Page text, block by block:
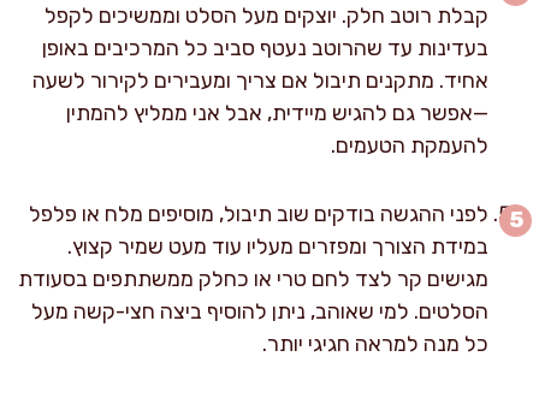
קבלת רוטב חלק. יוצקים מעל הסלט וממשיכים לקפל
בעדינות עד שהרוטב נעטף סביב כל המרכיבים באופן
אחיד. מתקנים תיבול אם צריך ומעבירים לקירור לשעה
—אפשר גם להגיש מיידית, אבל אני ממליץ להמתין
להעמקת הטעמים.
לפני ההגשה בודקים שוב תיבול, מוסיפים מלח או פלפל
במידת הצורך ומפזרים מעליו עוד מעט שמיר קצוץ.
מגישים קר לצד לחם טרי או כחלק ממשתתפים בסעודת
הסלטים. למי שאוהב, ניתן להוסיף ביצה חצי-קשה מעל
כל מנה למראה חגיגי יותר.